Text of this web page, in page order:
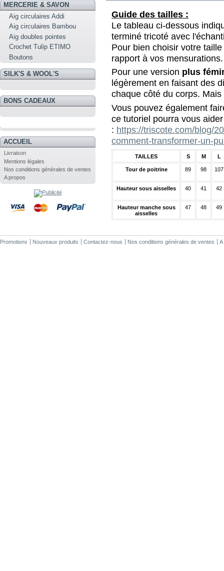
MERCERIE & SAVON
Aig circulaires Addi
Aig circulaires Bambou
Aig doubles pointes
Crochet Tulip ETIMO
Boutons
SILK'S & WOOL'S
BONS CADEAUX
ACCUEIL
Livraison
Mentions légales
Nos conditions générales de ventes
A propos
Guide des tailles :
Le tableau ci-dessous
terminé tricoté avec
Pour bien choisir votre
rapport à vos mensurations.
Pour une version plus
légèrement en faisant des
chaque côté du corps.
Vous pouvez également
ce tutoriel pourra vous aider
: https://triscote.com/blog/
comment-transformer-un-
TAILLES S M L
Tour de poitrine 89 98 107
Hauteur sous aisselles 40 41 42
Hauteur manche sous
aisselles
47 48 49
Promotions Nouveaux produits Contactez-nous Nos conditions générales de ventes A